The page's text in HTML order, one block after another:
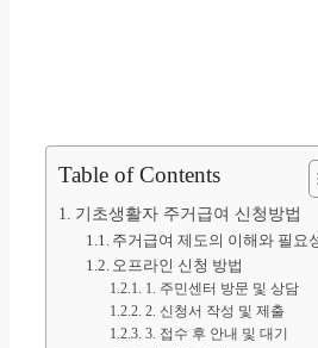
Table of Contents
기초생활자 주거급여 신청방법
주거급여 제도의 이해와 필요
오프라인 신청 방법
1. 주민센터 방문 및 상담
2. 신청서 작성 및 제출
3. 접수 후 안내 및 대기